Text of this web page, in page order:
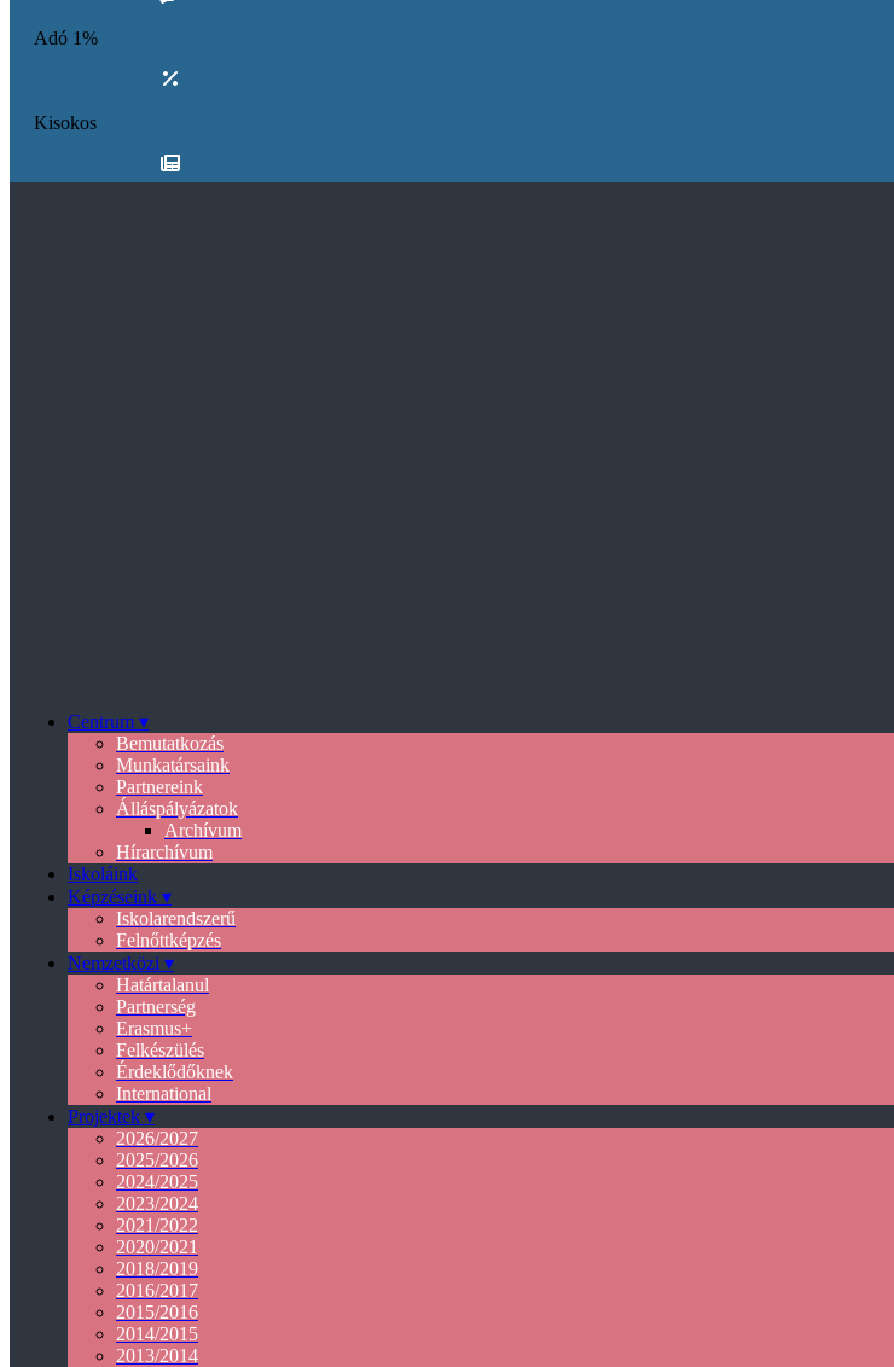
Adó 1%
Kisokos
Centrum ▾
Bemutatkozás
Munkatársaink
Partnereink
Álláspályázatok
Archívum
Hírarchívum
Iskoláink
Képzéseink ▾
Iskolarendszerű
Felnőttképzés
Nemzetközi ▾
Határtalanul
Partnerség
Erasmus+
Felkészülés
Érdeklődőknek
International
Projektek ▾
2026/2027
2025/2026
2024/2025
2023/2024
2021/2022
2020/2021
2018/2019
2016/2017
2015/2016
2014/2015
2013/2014